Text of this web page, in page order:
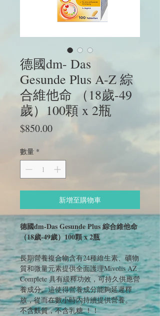
德國dm- Das
Gesunde Plus A-Z 綜
合維他命 （18歲-49
歲）100顆 x 2瓶
$850.00價
數量 *
新增至購物車
德國dm-Das Gesunde Plus 綜合維他命
（18歲-49歲）100顆 x 2瓶
長期營養複合物含有24種維生素、礦物
質和微量元素提供全面護理Mivolis AZ
Complete 具有緩釋功效，可持久供​​應營
養成分。這使得營養成分能夠延遲釋
放，從而在數小時內持續提供營養。
不含麩質，不含乳糖.！！